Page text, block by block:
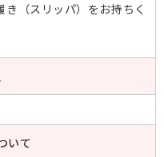
（スリッパ）をお持ちく
いて